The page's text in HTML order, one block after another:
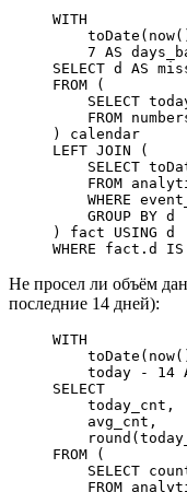
WITH
    toDate(
now
    7
AS
SELECT d AS
FROM (
    SELECT
    FROM
) calendar
LEFT JOIN (
    SELECT
    FROM
    WHERE
    GROUP BY
d
) fact USING d
WHERE fact . d IS
Не просел ли объём
последние 14 дней):
WITH
    toDate(
now
    today
- 14
SELECT
    today_cnt,
    avg_cnt,
    round
FROM (
    SELECT
    FROM